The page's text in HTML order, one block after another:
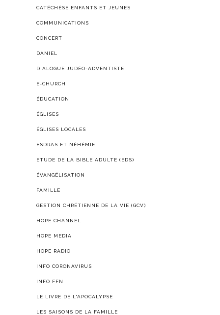
CATÉCHÈSE ENFANTS ET JEUNES
COMMUNICATIONS
CONCERT
DANIEL
DIALOGUE JUDÉO-ADVENTISTE
E-CHURCH
ÉDUCATION
ÉGLISES
ÉGLISES LOCALES
ESDRAS ET NÉHÉMIE
ETUDE DE LA BIBLE ADULTE (EDS)
ÉVANGÉLISATION
FAMILLE
GESTION CHRÉTIENNE DE LA VIE (GCV)
HOPE CHANNEL
HOPE MEDIA
HOPE RADIO
INFO CORONAVIRUS
INFO FFN
LE LIVRE DE L'APOCALYPSE
LES SAISONS DE LA FAMILLE